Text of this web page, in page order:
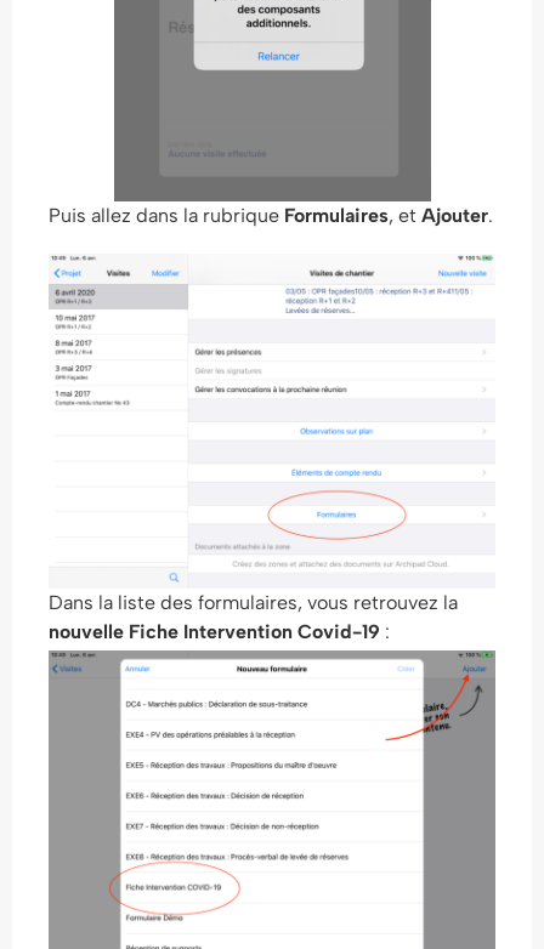
Puis allez dans la rubrique Formulaires, et Ajouter.
Dans la liste des formulaires, vous retrouvez la
nouvelle Fiche Intervention Covid-19 :